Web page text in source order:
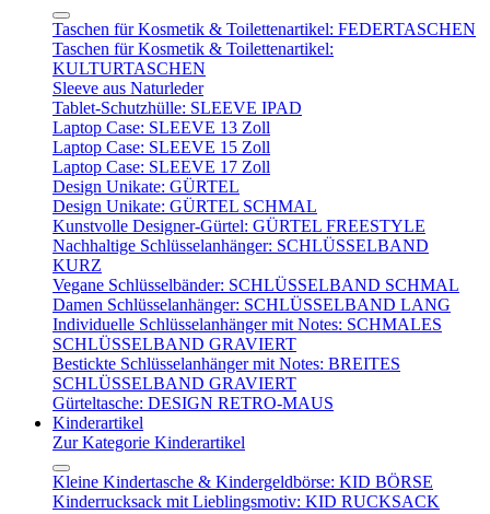
Taschen für Kosmetik & Toilettenartikel: FEDERTASCHEN
Taschen für Kosmetik & Toilettenartikel:
KULTURTASCHEN
Sleeve aus Naturleder
Tablet-Schutzhülle: SLEEVE IPAD
Laptop Case: SLEEVE 13 Zoll
Laptop Case: SLEEVE 15 Zoll
Laptop Case: SLEEVE 17 Zoll
Design Unikate: GÜRTEL
Design Unikate: GÜRTEL SCHMAL
Kunstvolle Designer-Gürtel: GÜRTEL FREESTYLE
Nachhaltige Schlüsselanhänger: SCHLÜSSELBAND
KURZ
Vegane Schlüsselbänder: SCHLÜSSELBAND SCHMAL
Damen Schlüsselanhänger: SCHLÜSSELBAND LANG
Individuelle Schlüsselanhänger mit Notes: SCHMALES
SCHLÜSSELBAND GRAVIERT
Bestickte Schlüsselanhänger mit Notes: BREITES
SCHLÜSSELBAND GRAVIERT
Gürteltasche: DESIGN RETRO-MAUS
Kinderartikel
Zur Kategorie Kinderartikel
Kleine Kindertasche & Kindergeldbörse: KID BÖRSE
Kinderrucksack mit Lieblingsmotiv: KID RUCKSACK